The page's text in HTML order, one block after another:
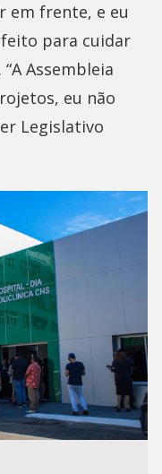
em frente, e eu
para cuidar
Assembleia
eu não
Legislativo